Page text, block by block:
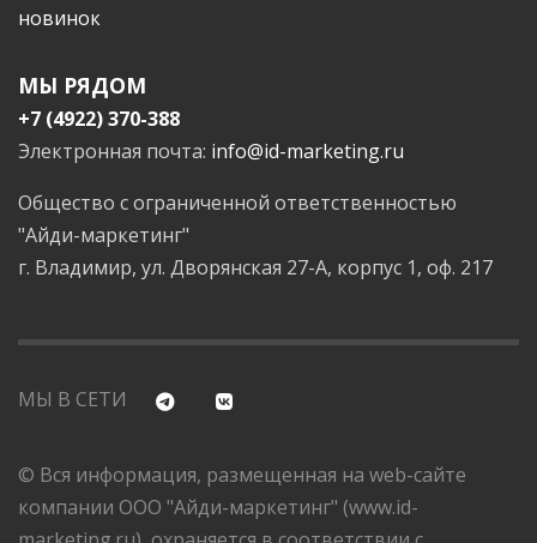
новинок
МЫ РЯДОМ
+7 (4922) 370-388
Электронная почта: info@id-marketing.ru
Общество с ограниченной ответственностью
"Айди-маркетинг"
г. Владимир, ул. Дворянская 27-А, корпус 1, оф. 217
МЫ В СЕТИ
© Вся информация, размещенная на web-сайте
компании ООО "Айди-маркетинг" (www.id-